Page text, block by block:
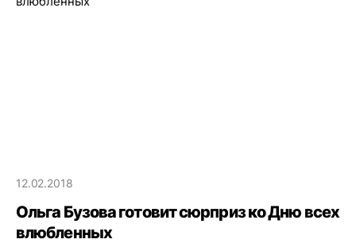
12.02.2018
Ольга Бузова готовит сюрприз ко Дню всех
влюбленных